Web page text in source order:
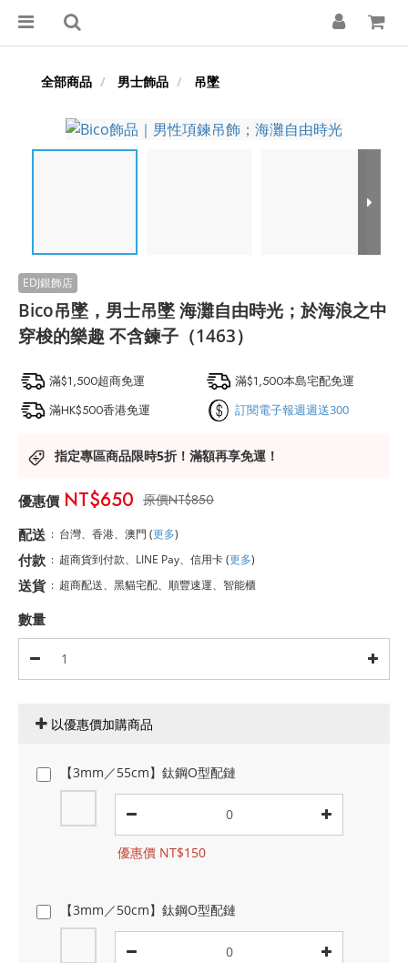
全部商品 男士飾品 吊墜
Bico吊墜，男士吊墜 海灘自由時光；於海浪之中
穿梭的樂趣 不含鍊子（1463）
滿$1,500超商免運
滿$1,500本島宅配免運
滿HK$500香港免運
訂閱電子報週週送300
指定專區商品限時5折！滿額再享免運！
NT$850
NT$650
配送 : 台灣、香港、澳門 (更多)
付款 : 超商貨到付款、LINE Pay、信用卡(更多)
送貨 : 超商配送、黑貓宅配、順豐速運、智能櫃
數量
以優惠價加購商品
【3mm／55cm】鈦鋼O型配鏈
優惠價 NT$150
【3mm／50cm】鈦鋼O型配鏈